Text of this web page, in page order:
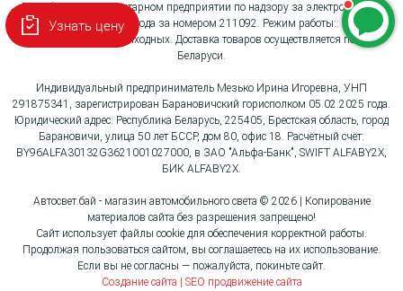
Республиканском унитарном предприятии по надзору за электросвязью
«БелГИЭ» 26.11.2025 года за номером 211092. Режим работы:: Пн-Вс с
10:00 до 18:00, без выходных. Доставка товаров осуществляется по всей
Беларуси.
Индивидуальный предприниматель Мезько Ирина Игоревна, УНП
291875341, зарегистрирован Барановичский горисполком 05.02.2025 года.
Юридический адрес: Республика Беларусь, 225405, Брестская область, город
Барановичи, улица 50 лет БССР, дом 80, офис 18. Расчётный счёт:
BY96ALFA30132G3621001027000, в ЗАО "Альфа-Банк", SWIFT ALFABY2X,
БИК ALFABY2X.
Автосвет.бай - магазин автомобильного света © 2026 | Копирование
материалов сайта без разрешения запрещено!
Сайт использует файлы cookie для обеспечения корректной работы.
Продолжая пользоваться сайтом, вы соглашаетесь на их использование.
Если вы не согласны — пожалуйста, покиньте сайт.
Создание сайта | SEO продвижение сайта
Узнать цену